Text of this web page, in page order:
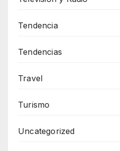
Tendencia
Tendencias
Travel
Turismo
Uncategorized